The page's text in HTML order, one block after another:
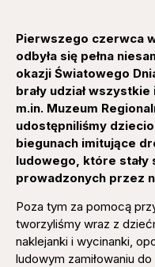
Pierwszego czerwca
odbyła się pełna
okazji Światowego
brały udział
m.in. Muzeum
udostępniliśmy
biegunach imitujące
ludowego, które stały
prowadzonych przez
Poza tym za pomocą
tworzyliśmy wraz z
naklejanki i wycinanki,
ludowym zamiłowaniu